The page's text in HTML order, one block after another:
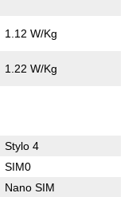
1.12 W/Kg
1.22 W/Kg
Stylo 4
SIM0
Nano SIM